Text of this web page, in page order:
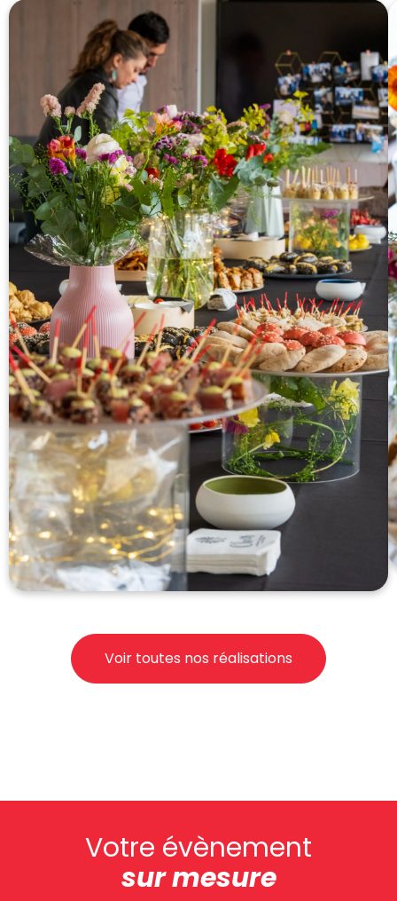
Voir toutes nos réalisations
Votre évènement
sur mesure